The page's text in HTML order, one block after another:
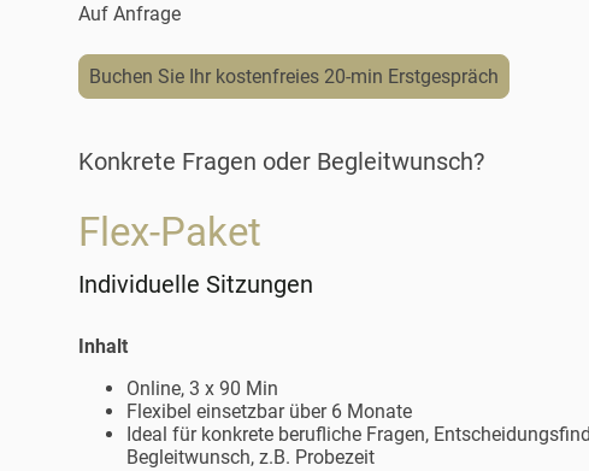
Auf Anfrage
Buchen Sie Ihr kostenfreies 20-min Erstgespräch
Konkrete Fragen oder Begleitwunsch?
Flex-Paket
Individuelle Sitzungen
Inhalt
Online, 3 x 90 Min
Flexibel einsetzbar über 6 Monate
Ideal für konkrete berufliche Fragen,
Begleitwunsch, z.B. Probezeit